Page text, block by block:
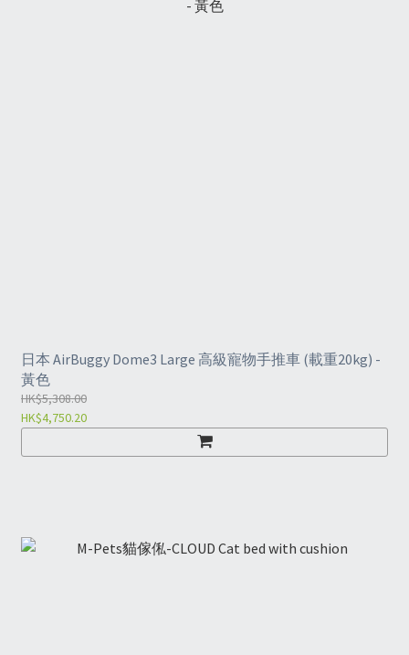
日本 AirBuggy Dome3 Large 高級寵物手推車 (載重20kg) -
黃色
HK$5,308.00
HK$4,750.20